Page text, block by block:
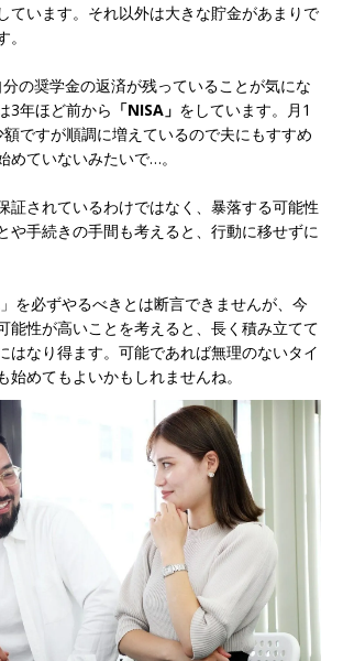
ています。それ以外は大きな貯金があまりで
分の奨学金の返済が残っていることが気にな
3年ほど前から 「NISA」 をしています。月1
ですが順調に増えているので夫にもすすめ
めていないみたいで…。
証されているわけではなく、暴落する可能性
や手続きの手間も考えると、行動に移せずに
」を必ずやるべきとは断言できませんが、今
能性が高いことを考えると、長く積み立てて
はなり得ます。可能であれば無理のないタイ
始めてもよいかもしれませんね。